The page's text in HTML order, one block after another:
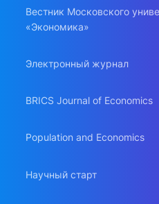
Вестник Московского
«Экономика»
Электронный журнал
BRICS Journal of Economics
Population and Economics
Научный старт